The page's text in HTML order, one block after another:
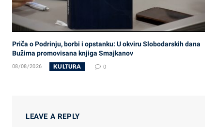
Priča o Podrinju, borbi i opstanku: U okviru Slobodarskih dana
Bužima promovisana knjiga Smajkanov
08/08/2026 KULTURA 0
LEAVE A REPLY